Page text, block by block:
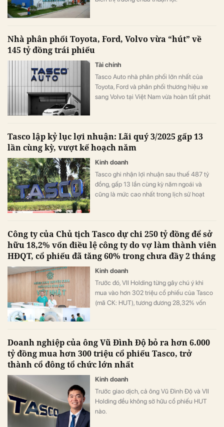
Nhà phân phối Toyota, Ford, Volvo vừa “hút” về
145 tỷ đồng trái phiếu
Tài chính
Tasco Auto nhà phân phối lớn nhất của
Toyota, Ford và phân phối thương hiệu xe
sang Volvo tại Việt Nam vừa hoàn tất phát
Tasco lập kỷ lục lợi nhuận: Lãi quý 3/2025 gấp 13
lần cùng kỳ, vượt kế hoạch năm
Kinh doanh
Tasco ghi nhận lợi nhuận sau thuế 487 tỷ
đồng, gấp 13 lần cùng kỳ năm ngoái và
cũng là mức cao nhất trong lịch sử hoạt
Công ty của Chủ tịch Tasco dự chi 250 tỷ đồng để sở
hữu 18,2% vốn điều lệ công ty do vợ làm thành viên
HĐQT, cổ phiếu đã tăng 60% trong chưa đầy 2 tháng
Kinh doanh
Trước đó, VII Holding từng gây chú ý khi
mua vào hơn 302 triệu cổ phiếu của Tasco
(mã CK: HUT), tương đương 28,32% vốn
Doanh nghiệp của ông Vũ Đình Độ bỏ ra hơn 6.000
tỷ đồng mua hơn 300 triệu cổ phiếu Tasco, trở
thành cổ đông tổ chức lớn nhất
Kinh doanh
Trước giao dịch, cả ông Vũ Đình Độ và VII
Holding đều không sở hữu cổ phiếu HUT
nào.